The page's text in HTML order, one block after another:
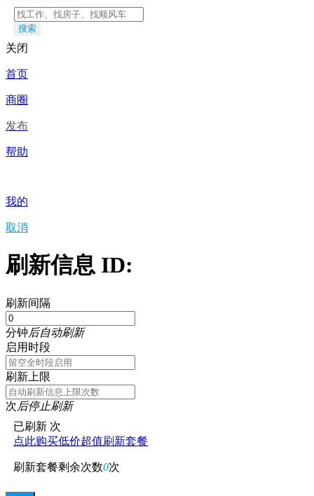
搜索
关闭
首页
商圈
发布
帮助
我的
取消
刷新信息 ID:
刷新间隔
分钟后自动刷新
启用时段
刷新上限
次后停止刷新
已刷新 次
点此购买低价超值刷新套餐
刷新套餐剩余次数0次